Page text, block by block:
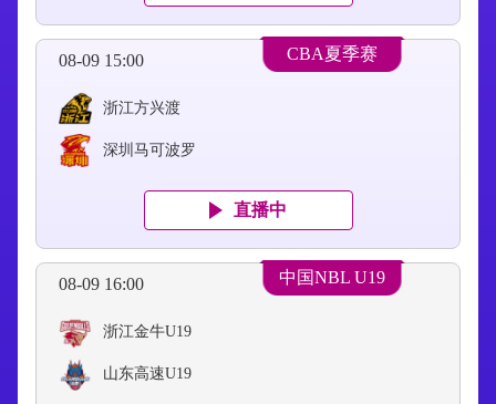
08-09 15:00 CBA夏季赛
浙江方兴渡
深圳马可波罗
直播中
08-09 16:00 中国NBL U19
浙江金牛U19
山东高速U19